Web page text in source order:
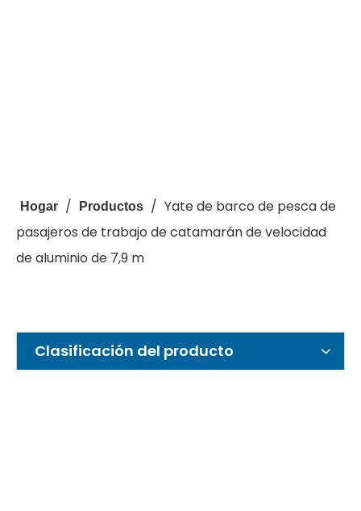
Hogar / Productos / Yate de barco de pesca de
pasajeros de trabajo de catamarán de velocidad
de aluminio de 7,9 m
Clasificación del producto